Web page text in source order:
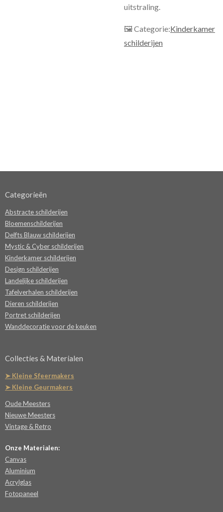
uitstraling.
🖼 Categorie:Kinderkamer
schilderijen
Categorieën
Abstracte schilderijen
Bloemenschilderijen
Delfts Blauw schilderijen
Mystic & Cyber schilderijen
Kinderkamer schilderijen
Design schilderijen
Landelijke schilderijen
Tafelverhalen schilderijen
Dieren schilderijen
Portret schilderijen
Wanddecoratie voor de keuken
Collecties & Materialen
➤ Kleine Sfeermakers
➤ Kleine Geurmakers
Oude Meesters
Nieuwe Meesters
Vintage & Retro
Onze Materialen:
Canvas
Aluminium
Acrylglas
Fotopaneel